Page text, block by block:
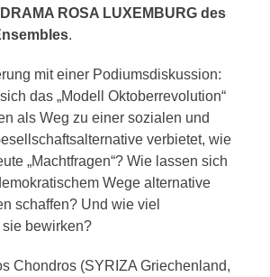
ROSA LUXEMBURG des
.
mit einer Podiumsdiskussion:
das „Modell Oktoberrevolution“
als Weg zu einer sozialen und
verbietet, wie
„Machtfragen“? Wie lassen sich
Wege alternative
schaffen? Und wie viel
bewirken?
Chondros (SYRIZA Griechenland,